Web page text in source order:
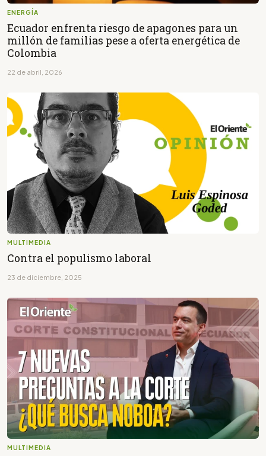
ENERGÍA
Ecuador enfrenta riesgo de apagones para un
millón de familias pese a oferta energética de
Colombia
22 de abril, 2026
MULTIMEDIA
Contra el populismo laboral
23 de diciembre, 2025
MULTIMEDIA